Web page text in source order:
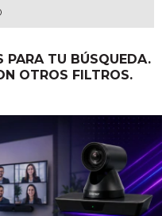
PARA TU BÚSQUEDA.
OTROS FILTROS.